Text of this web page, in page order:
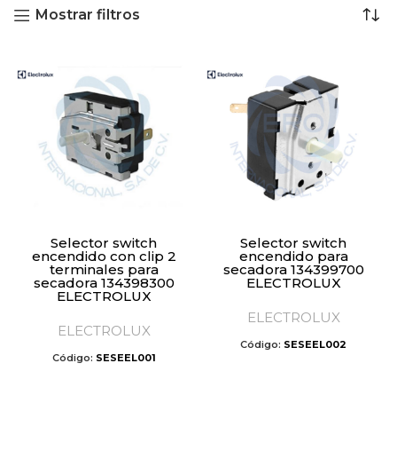
Mostrar filtros
Selector switch
encendido con clip 2
terminales para
secadora 134398300
ELECTROLUX
ELECTROLUX
Código: SESEEL001
Selector switch
encendido para
secadora 134399700
ELECTROLUX
ELECTROLUX
Código: SESEEL002